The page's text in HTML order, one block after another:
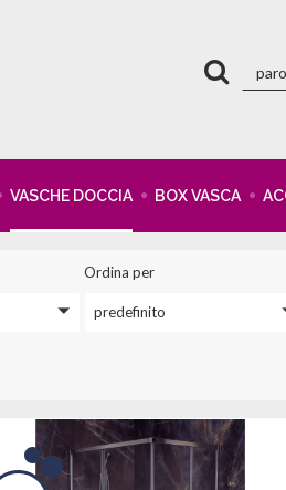
VASCHE DOCCIA BOX VASCA
ordina per
predefinito